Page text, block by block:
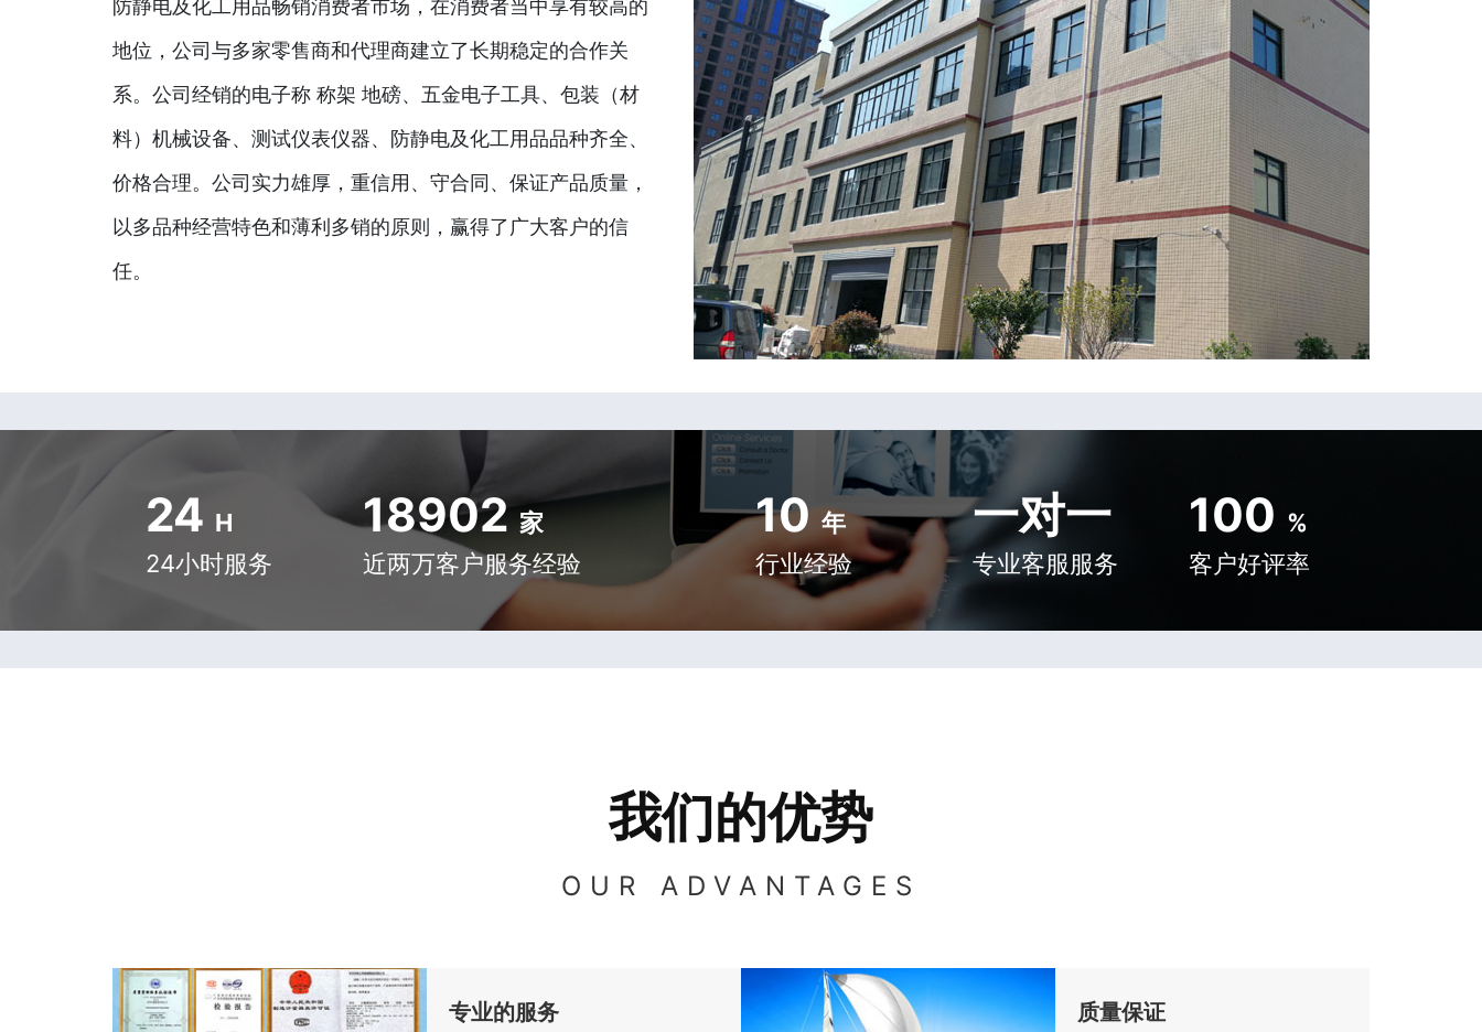
防静电及化工用品畅销消费者市场，在消费者当中享有较高的
地位，公司与多家零售商和代理商建立了长期稳定的合作关
系。公司经销的电子称 称架 地磅、五金电子工具、包装（材
料）机械设备、测试仪表仪器、防静电及化工用品品种齐全、
价格合理。公司实力雄厚，重信用、守合同、保证产品质量，
以多品种经营特色和薄利多销的原则，赢得了广大客户的信
任。
24 H
24小时服务
18902 家
近两万客户服务经验
10 年
行业经验
一对一
专业客服服务
100 %
客户好评率
我们的优势
OUR ADVANTAGES
专业的服务 质量保证